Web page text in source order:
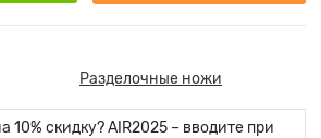
Разделочные ножи
10% скидку? AIR2025 – вводите при